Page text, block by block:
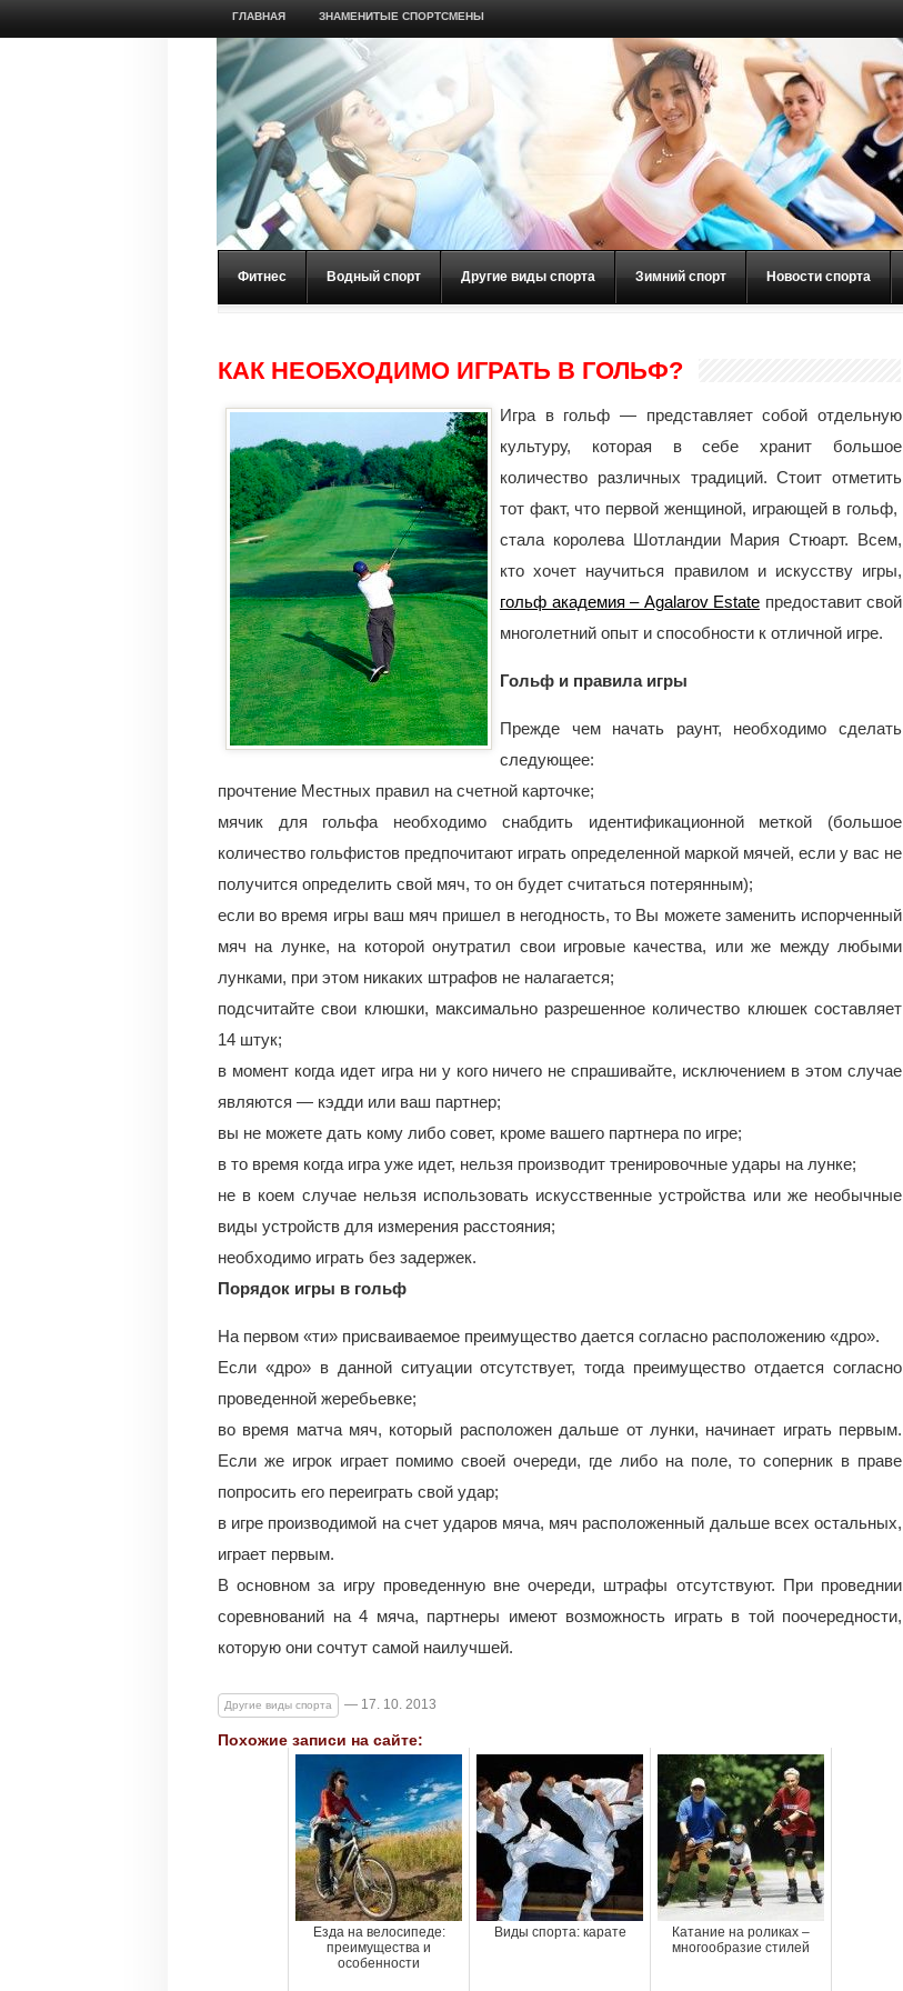
ГЛАВНАЯ ЗНАМЕНИТЫЕ СПОРТСМЕНЫ
Фитнес Водный спорт Другие виды спорта Зимний спорт Новости спорта
КАК НЕОБХОДИМО ИГРАТЬ В ГОЛЬФ?
Игра в гольф — представляет собой отдельную
культуру, которая в себе хранит большое
количество различных традиций. Стоит отметить
тот факт, что первой женщиной, играющей в гольф,
стала королева Шотландии Мария Стюарт. Всем,
кто хочет научиться правилом и искусству игры,
гольф академия – Agalarov Estate предоставит свой
многолетний опыт и способности к отличной игре.
Гольф и правила игры
Прежде чем начать раунт, необходимо сделать
следующее:
прочтение Местных правил на счетной карточке;
мячик для гольфа необходимо снабдить идентификационной меткой (большое
количество гольфистов предпочитают играть определенной маркой мячей, если у вас не
получится определить свой мяч, то он будет считаться потерянным);
если во время игры ваш мяч пришел в негодность, то Вы можете заменить испорченный
мяч на лунке, на которой онутратил свои игровые качества, или же между любыми
лунками, при этом никаких штрафов не налагается;
подсчитайте свои клюшки, максимально разрешенное количество клюшек составляет
14 штук;
в момент когда идет игра ни у кого ничего не спрашивайте, исключением в этом случае
являются — кэдди или ваш партнер;
вы не можете дать кому либо совет, кроме вашего партнера по игре;
в то время когда игра уже идет, нельзя производит тренировочные удары на лунке;
не в коем случае нельзя использовать искусственные устройства или же необычные
виды устройств для измерения расстояния;
необходимо играть без задержек.
Порядок игры в гольф
На первом «ти» присваиваемое преимущество дается согласно расположению «дро».
Если «дро» в данной ситуации отсутствует, тогда преимущество отдается согласно
проведенной жеребьевке;
во время матча мяч, который расположен дальше от лунки, начинает играть первым.
Если же игрок играет помимо своей очереди, где либо на поле, то соперник в праве
попросить его переиграть свой удар;
в игре производимой на счет ударов мяча, мяч расположенный дальше всех остальных,
играет первым.
В основном за игру проведенную вне очереди, штрафы отсутствуют. При проведнии
соревнований на 4 мяча, партнеры имеют возможность играть в той поочередности,
которую они сочтут самой наилучшей.
Другие виды спорта — 17. 10. 2013
Похожие записи на сайте:
Езда на велосипеде:
преимущества и
особенности
Виды спорта: карате
Катание на роликах –
многообразие стилей